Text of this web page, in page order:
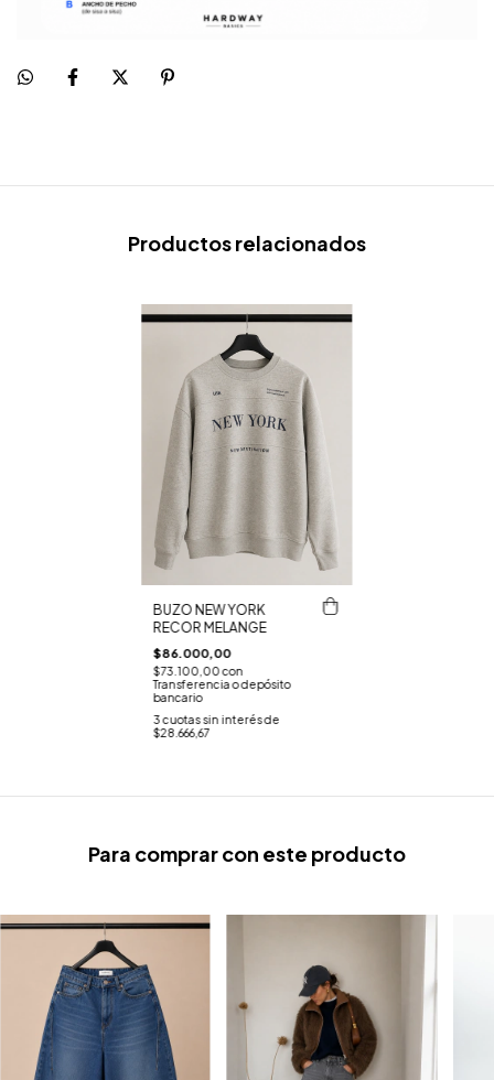
Productos relacionados
BUZO NEW YORK
RECOR MELANGE
$86.000,00
$73.100,00con
Transferencia o depósito
bancario
3 cuotas sin interés de
$28.666,67
Para comprar con este producto